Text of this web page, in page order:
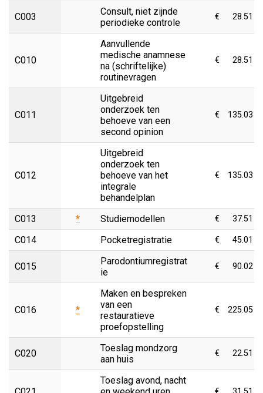
C003
Consult, niet zijnde
periodieke controle
€ 28.51
C010
Aanvullende
medische anamnese
na (schriftelijke)
routinevragen
€ 28.51
C011
Uitgebreid
onderzoek ten
behoeve van een
second opinion
€ 135.03
C012
Uitgebreid
onderzoek ten
behoeve van het
integrale
behandelplan
€ 135.03
C013 * Studiemodellen € 37.51
C014 Pocketregistratie € 45.01
C015
Parodontiumregistrat
ie
€ 90.02
C016 *
Maken en bespreken
van een
restauratieve
proefopstelling
€ 225.05
C020
Toeslag mondzorg
aan huis
€ 22.51
Toeslag avond, nacht